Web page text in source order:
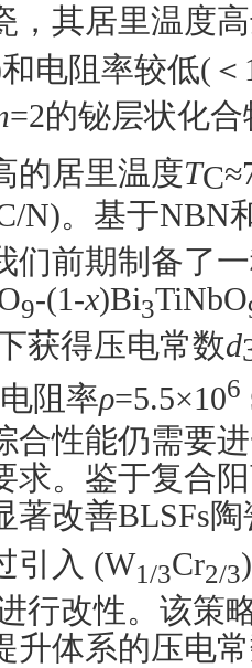
，其居里温度
和电阻率较低( ＜
=2的铋层状化合
的居里温度TC
N)。基于NBN
们前期制备了
9-(1-x)Bi3TiNbO
获得压电常数d
电阻率ρ=5.5×106
合性能仍需要
求。鉴于复合
著改善BLSFs
引入 (W1/3Cr2/3)
行改性。该策
升体系的压电